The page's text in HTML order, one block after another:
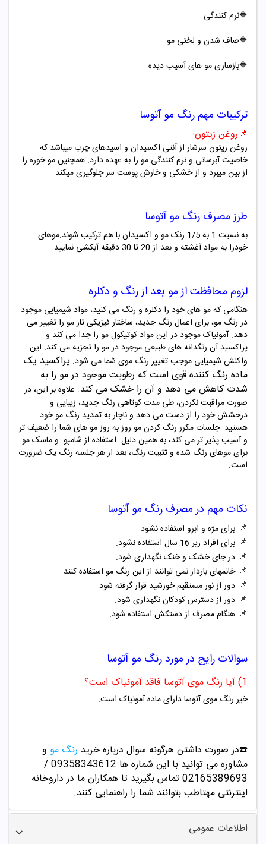
🔷نرم کنندگی
🔷صاف شدن و لختی مو
🔷بازسازی مو های آسیب دیده
ترکیبات مهم رنگ مو آتوسا
📌روغن زیتون:
روغن زیتون سرشار از آنتی اکسیدان و اسیدهای چرب میباشد که
خاصیت آبرسانی و نرم کنندگی مو را به عهده دارد. همچنین مو خوره را
از بین میبرد و از خشکی و خارش پوست سر جلوگیری میکند.
طرز مصرف رنگ مو آتوسا
به نسبت 1 به 1/5 رنک مو و اکسیدان با هم ترکیب شوند.موهای
خودرا به مواد آغشته و بعد از 20 تا 30 دقیقه آبکشی نمایید.
لزوم محافظت از مو بعد از رنگ و دکلره
هنگامی که مو های خود را دکلره و رنگ می کنید، مواد شیمیایی موجود
در رنگ مو، برای اعمال رنگ جدید، ساختار فیزیکی تار مو را تغییر می
دهد. آمونیاک موجود در این مواد کوتیکول مو را جدا می کند و
پراکسید آن رنگدانه های طبیعی موجود در مو را تجزیه می کند. این
واکنش شیمیایی موجب تغییر رنگ موی شما می شود. پراکسید یک
ماده رنگ‌ کننده قوی است که رطوبتموجود در مو را به
شدت کاهش می دهد و آن را خشک می کند. علاوه بر این، در
صورت مراقبت نکردن، طی مدت کوتاهی رنگ جدید، زیبایی و
درخشش خود را از دست می دهد و ناچار به تمدید رنگ مو خود
هستید. جلسات مکرر رنگ کردن مو روز به روز مو های شما را ضعیف تر
و آسیب پذیر تر می کند، به همین دلیل استفاده از شامپو و ماسک مو
برای موهای رنگ شده و تثبیت رنگ، بعد از هر جلسه رنگ یک ضرورت
است.
نکات مهم در مصرف رنگ مو آتوسا
📌 برای مژه و ابرو استفاده نشود.
📌 برای افراد زیر 16 سال استفاده نشود.
📌 در جای خشک و خنک نگهداری شود.
📌خانمهای باردار نمی توانند از این رنگ مو استفاده کنند.
📌 دور از نور مستقیم خورشید قرار گرفته شود.
📌 دور از دسترس کودکان نگهداری شود.
📌 هنگام مصرف از دستکش استفاده شود.
سوالات رایج در مورد رنگ مو آتوسا
1) آیا رنگ موی آتوسا فاقد آمونیاک است؟
خیر رنگ موی آتوسا دارای ماده آمونیاک است.
☎️در صورت داشتن هرگونه سوال درباره خرید رنگ مو و
مشاوره می توانید با این شماره ها 09358343612 /
02165389693تماس بگیرید تا همکاران ما در داروخانه
اینترنتی مهتاطب بتوانند شما را راهنمایی کنند.
اطلاعات عمومی